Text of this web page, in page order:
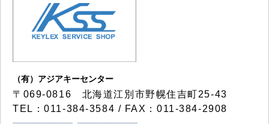
（有）アジアキーセンター
〒069-0816 北海道江別市野幌住吉町25-43
TEL：011-384-3584 / FAX：011-384-2908